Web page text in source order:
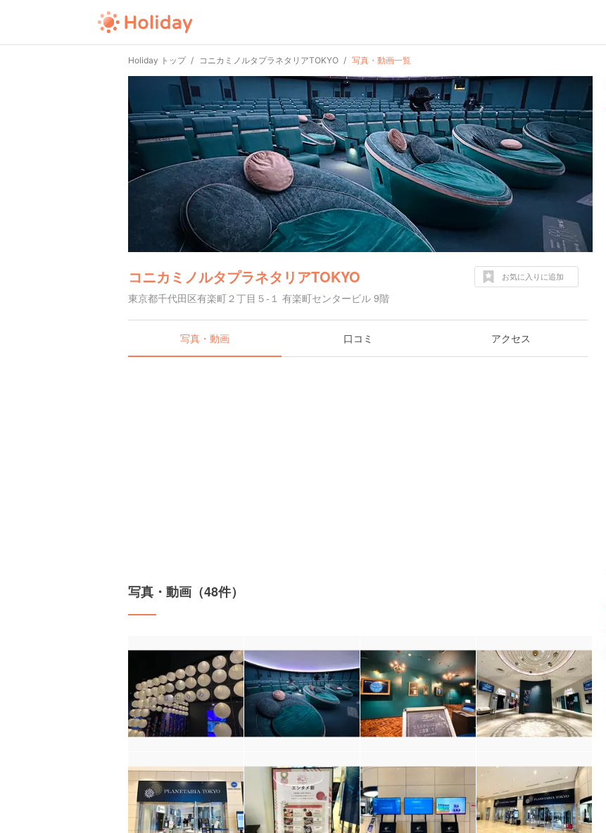
Holiday トップ コニカミノルタプラネタリアTOKYO 写真・動画一覧
コニカミノルタプラネタリアTOKYO
東京都千代田区有楽町２丁目５-１ 有楽町センタービル 9階
お気に入りに追加
写真・動画 口コミ アクセス
写真・動画（48件）